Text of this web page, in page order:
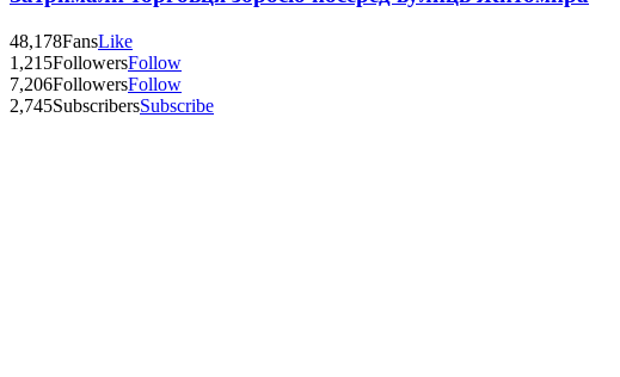
48,178FansLike
1,215FollowersFollow
7,206FollowersFollow
2,745SubscribersSubscribe